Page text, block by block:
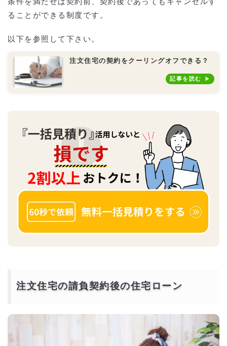
条件を満たせば契約前、契約後であってもキャンセルす
ることができる制度です。
以下を参照して下さい。
注文住宅の契約をクーリングオフできる？
記事を読む
注文住宅の請負契約後の住宅ローン